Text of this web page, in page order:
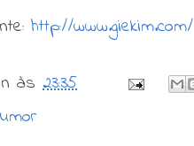
http://www.giekim.com/
às 23:35